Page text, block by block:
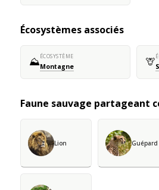
Écosystèmes associés
⛰️ÉCOSYSTÈME
Montagne 🦒
Faune sauvage partageant
Lion Guépard